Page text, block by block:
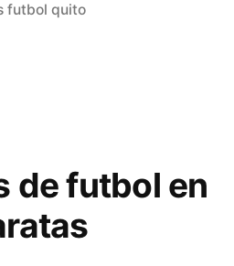
futbol quito
de futbol en